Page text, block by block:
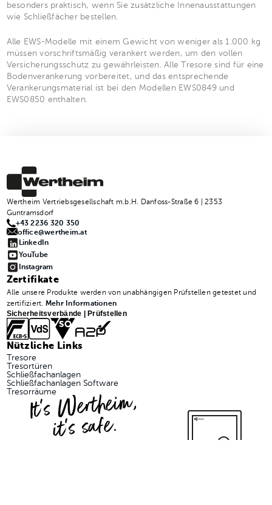
besonders praktisch, wenn Sie zusätzliche Innenausstattungen
wie Schließfächer bestellen.
Alle EWS-Modelle mit einem Gewicht von weniger als 1.000 kg
müssen vorschriftsmäßig verankert werden, um den vollen
Versicherungsschutz zu gewährleisten. Alle Tresore sind für eine
Bodenverankerung vorbereitet, und das entsprechende
Verankerungsmaterial ist bei den Modellen EWS0849 und
EWS0850 enthalten.
Wertheim Vertriebsgesellschaft m.b.H. Danfoss-Straße 6 | 2353
Guntramsdorf
+43 2236 320 350
office@wertheim.at
LinkedIn
YouTube
Instagram
Zertifikate
Alle unsere Produkte werden von unabhängigen Prüfstellen getestet und
zertifiziert. Mehr Informationen
Sicherheitsverbände | Prüfstellen
Nützliche Links
Tresore
Tresortüren
Schließfachanlagen
Schließfachanlagen Software
Tresorräume
It's Wertheim,
it's safe.